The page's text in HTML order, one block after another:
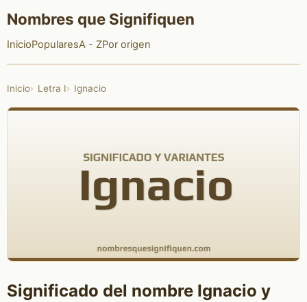
Nombres que Signifiquen
InicioPopularesA - ZPor origen
Inicio Letra I Ignacio
Significado del nombre Ignacio y